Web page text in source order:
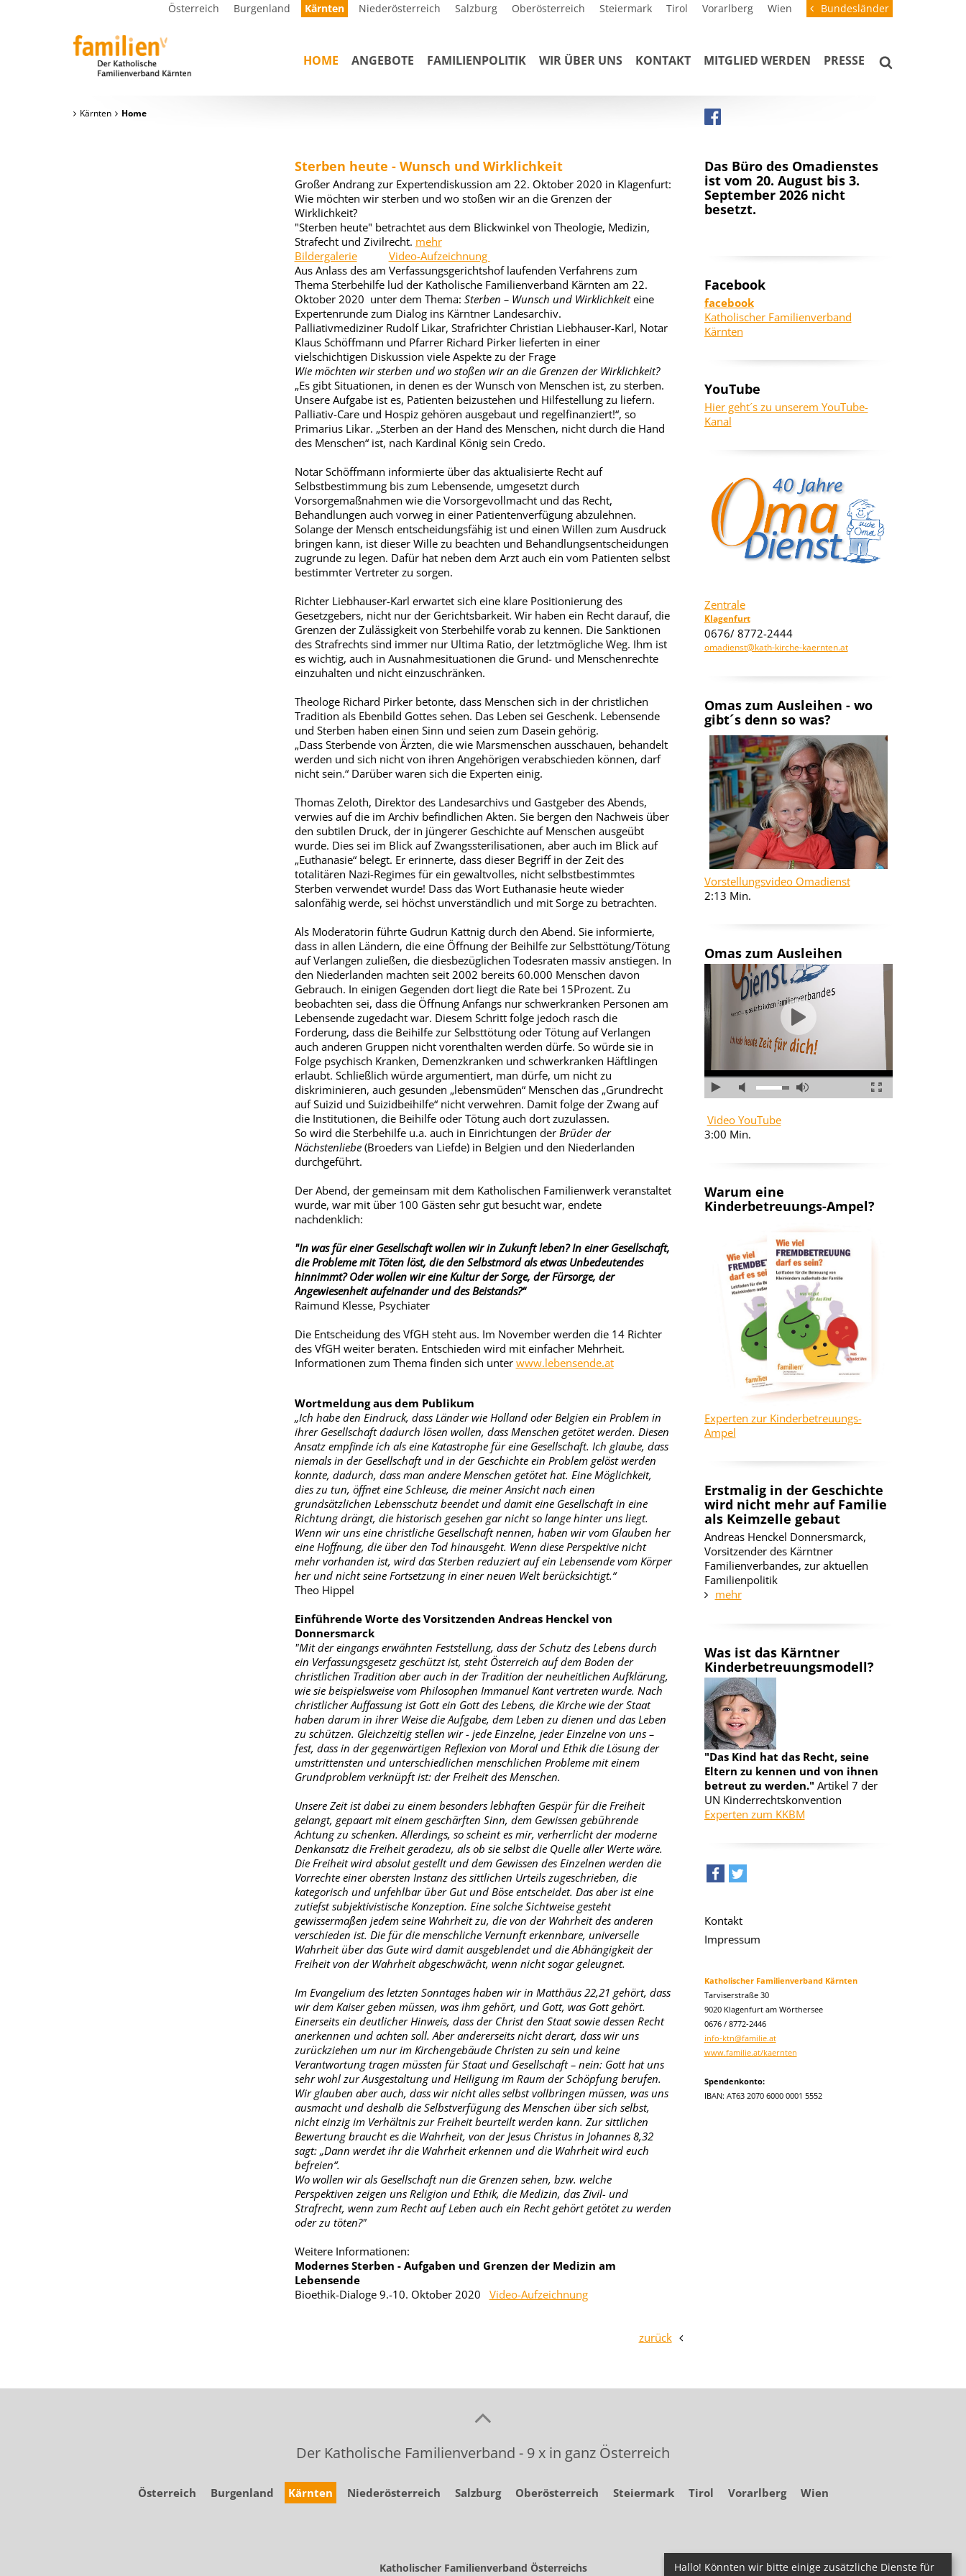
Österreich Burgenland Kärnten Niederösterreich Salzburg Oberösterreich Steiermark Tirol Vorarlberg Wien Bundesländer
HOME ANGEBOTE FAMILIENPOLITIK WIR ÜBER UNS KONTAKT MITGLIED WERDEN PRESSE
Kärnten Home
Sterben heute - Wunsch und Wirklichkeit
Großer Andrang zur Expertendiskussion am 22. Oktober 2020 in Klagenfurt:
Wie möchten wir sterben und wo stoßen wir an die Grenzen der
Wirklichkeit?
"Sterben heute" betrachtet aus dem Blickwinkel von Theologie, Medizin,
Strafecht und Zivilrecht. mehr
Bildergalerie
Video-Aufzeichnung
Aus Anlass des am Verfassungsgerichtshof laufenden Verfahrens zum
Thema Sterbehilfe lud der Katholische Familienverband Kärnten am 22.
Oktober 2020 unter dem Thema: Sterben – Wunsch und Wirklichkeiteine
Expertenrunde zum Dialog ins Kärntner Landesarchiv.
Palliativmediziner Rudolf Likar, Strafrichter Christian Liebhauser-Karl, Notar
Klaus Schöffmann und Pfarrer Richard Pirker lieferten in einer
vielschichtigen Diskussion viele Aspekte zu der Frage
Wie möchten wir sterben und wo stoßen wir an die Grenzen der Wirklichkeit?
„Es gibt Situationen, in denen es der Wunsch von Menschen ist, zu sterben.
Unsere Aufgabe ist es, Patienten beizustehen und Hilfestellung zu liefern.
Palliativ-Care und Hospiz gehören ausgebaut und regelfinanziert!“, so
Primarius Likar. „Sterben an der Hand des Menschen, nicht durch die Hand
des Menschen“ ist, nach Kardinal König sein Credo.
Notar Schöffmann informierte über das aktualisierte Recht auf
Selbstbestimmung bis zum Lebensende, umgesetzt durch
Vorsorgemaßnahmen wie die Vorsorgevollmacht und das Recht,
Behandlungen auch vorweg in einer Patientenverfügung abzulehnen.
Solange der Mensch entscheidungsfähig ist und einen Willen zum Ausdruck
bringen kann, ist dieser Wille zu beachten und Behandlungsentscheidungen
zugrunde zu legen. Dafür hat neben dem Arzt auch ein vom Patienten selbst
bestimmter Vertreter zu sorgen.
Richter Liebhauser-Karl erwartet sich eine klare Positionierung des
Gesetzgebers, nicht nur der Gerichtsbarkeit. Wir haben ein Recht darauf, die
Grenzen der Zulässigkeit von Sterbehilfe vorab zu kennen. Die Sanktionen
des Strafrechts sind immer nur Ultima Ratio, der letztmögliche Weg. Ihm ist
es wichtig, auch in Ausnahmesituationen die Grund- und Menschenrechte
einzuhalten und nicht einzuschränken.
Theologe Richard Pirker betonte, dass Menschen sich in der christlichen
Tradition als Ebenbild Gottes sehen. Das Leben sei Geschenk. Lebensende
und Sterben haben einen Sinn und seien zum Dasein gehörig.
„Dass Sterbende von Ärzten, die wie Marsmenschen ausschauen, behandelt
werden und sich nicht von ihren Angehörigen verabschieden können, darf
nicht sein.“ Darüber waren sich die Experten einig.
Thomas Zeloth, Direktor des Landesarchivs und Gastgeber des Abends,
verwies auf die im Archiv befindlichen Akten. Sie bergen den Nachweis über
den subtilen Druck, der in jüngerer Geschichte auf Menschen ausgeübt
wurde. Dies sei im Blick auf Zwangssterilisationen, aber auch im Blick auf
„Euthanasie“ belegt. Er erinnerte, dass dieser Begriff in der Zeit des
totalitären Nazi-Regimes für ein gewaltvolles, nicht selbstbestimmtes
Sterben verwendet wurde! Dass das Wort Euthanasie heute wieder
salonfähig werde, sei höchst unverständlich und mit Sorge zu betrachten.
Als Moderatorin führte Gudrun Kattnig durch den Abend. Sie informierte,
dass in allen Ländern, die eine Öffnung der Beihilfe zur Selbsttötung/Tötung
auf Verlangen zuließen, die diesbezüglichen Todesraten massiv anstiegen. In
den Niederlanden machten seit 2002 bereits 60.000 Menschen davon
Gebrauch. In einigen Gegenden dort liegt die Rate bei 15Prozent. Zu
beobachten sei, dass die Öffnung Anfangs nur schwerkranken Personen am
Lebensende zugedacht war. Diesem Schritt folge jedoch rasch die
Forderung, dass die Beihilfe zur Selbsttötung oder Tötung auf Verlangen
auch anderen Gruppen nicht vorenthalten werden dürfe. So würde sie in
Folge psychisch Kranken, Demenzkranken und schwerkranken Häftlingen
erlaubt. Schließlich würde argumentiert, man dürfe, um nicht zu
diskriminieren, auch gesunden „lebensmüden“ Menschen das „Grundrecht
auf Suizid und Suizidbeihilfe“ nicht verwehren. Damit folge der Zwang auf
die Institutionen, die Beihilfe oder Tötung auch dort zuzulassen.
So wird die Sterbehilfe u.a. auch in Einrichtungen der Brüder der
Nächstenliebe (Broeders van Liefde) in Belgien und den Niederlanden
durchgeführt.
Der Abend, der gemeinsam mit dem Katholischen Familienwerk veranstaltet
wurde, war mit über 100 Gästen sehr gut besucht war, endete
nachdenklich:
"In was für einer Gesellschaft wollen wir in Zukunft leben? In einer Gesellschaft,
die Probleme mit Töten löst, die den Selbstmord als etwas Unbedeutendes
hinnimmt? Oder wollen wir eine Kultur der Sorge, der Fürsorge, der
Angewiesenheit aufeinander und des Beistands?“
Raimund Klesse, Psychiater
Die Entscheidung des VfGH steht aus. Im November werden die 14 Richter
des VfGH weiter beraten. Entschieden wird mit einfacher Mehrheit.
Informationen zum Thema finden sich unter www.lebensende.at
Wortmeldung aus dem Publikum
„Ich habe den Eindruck, dass Länder wie Holland oder Belgien ein Problem in
ihrer Gesellschaft dadurch lösen wollen, dass Menschen getötet werden. Diesen
Ansatz empfinde ich als eine Katastrophe für eine Gesellschaft. Ich glaube, dass
niemals in der Gesellschaft und in der Geschichte ein Problem gelöst werden
konnte, dadurch, dass man andere Menschen getötet hat. Eine Möglichkeit,
dies zu tun, öffnet eine Schleuse, die meiner Ansicht nach einen
grundsätzlichen Lebensschutz beendet und damit eine Gesellschaft in eine
Richtung drängt, die historisch gesehen gar nicht so lange hinter uns liegt.
Wenn wir uns eine christliche Gesellschaft nennen, haben wir vom Glauben her
eine Hoffnung, die über den Tod hinausgeht. Wenn diese Perspektive nicht
mehr vorhanden ist, wird das Sterben reduziert auf ein Lebensende vom Körper
her und nicht seine Fortsetzung in einer neuen Welt berücksichtigt.“
Theo Hippel
Einführende Worte des Vorsitzenden Andreas Henckel von
Donnersmarck
"Mit der eingangs erwähnten Feststellung, dass der Schutz des Lebens durch
ein Verfassungsgesetz geschützt ist, steht Österreich auf dem Boden der
christlichen Tradition aber auch in der Tradition der neuheitlichen Aufklärung,
wie sie beispielsweise vom Philosophen Immanuel Kant vertreten wurde. Nach
christlicher Auffassung ist Gott ein Gott des Lebens, die Kirche wie der Staat
haben darum in ihrer Weise die Aufgabe, dem Leben zu dienen und das Leben
zu schützen. Gleichzeitig stellen wir - jede Einzelne, jeder Einzelne von uns –
fest, dass in der gegenwärtigen Reflexion von Moral und Ethik die Lösung der
umstrittensten und unterschiedlichen menschlichen Probleme mit einem
Grundproblem verknüpft ist: der Freiheit des Menschen.
Unsere Zeit ist dabei zu einem besonders lebhaften Gespür für die Freiheit
gelangt, gepaart mit einem geschärften Sinn, dem Gewissen gebührende
Achtung zu schenken. Allerdings, so scheint es mir, verherrlicht der moderne
Denkansatz die Freiheit geradezu, als ob sie selbst die Quelle aller Werte wäre.
Die Freiheit wird absolut gestellt und dem Gewissen des Einzelnen werden die
Vorrechte einer obersten Instanz des sittlichen Urteils zugeschrieben, die
kategorisch und unfehlbar über Gut und Böse entscheidet. Das aber ist eine
zutiefst subjektivistische Konzeption. Eine solche Sichtweise gesteht
gewissermaßen jedem seine Wahrheit zu, die von der Wahrheit des anderen
verschieden ist. Die für die menschliche Vernunft erkennbare, universelle
Wahrheit über das Gute wird damit ausgeblendet und die Abhängigkeit der
Freiheit von der Wahrheit abgeschwächt, wenn nicht sogar geleugnet.
Im Evangelium des letzten Sonntages haben wir in Matthäus 22,21 gehört, dass
wir dem Kaiser geben müssen, was ihm gehört, und Gott, was Gott gehört.
Einerseits ein deutlicher Hinweis, dass der Christ den Staat sowie dessen Recht
anerkennen und achten soll. Aber andererseits nicht derart, dass wir uns
zurückziehen um nur im Kirchengebäude Christen zu sein und keine
Verantwortung tragen müssten für Staat und Gesellschaft – nein: Gott hat uns
sehr wohl zur Ausgestaltung und Heiligung im Raum der Schöpfung berufen.
Wir glauben aber auch, dass wir nicht alles selbst vollbringen müssen, was uns
ausmacht und deshalb die Selbstverfügung des Menschen über sich selbst,
nicht einzig im Verhältnis zur Freiheit beurteilt werden kann. Zur sittlichen
Bewertung braucht es die Wahrheit, von der Jesus Christus in Johannes 8,32
sagt: „Dann werdet ihr die Wahrheit erkennen und die Wahrheit wird euch
befreien“.
Wo wollen wir als Gesellschaft nun die Grenzen sehen, bzw. welche
Perspektiven zeigen uns Religion und Ethik, die Medizin, das Zivil- und
Strafrecht, wenn zum Recht auf Leben auch ein Recht gehört getötet zu werden
oder zu töten?"
Weitere Informationen:
Modernes Sterben - Aufgaben und Grenzen der Medizin am
Lebensende
Bioethik-Dialoge 9.-10. Oktober 2020 Video-Aufzeichnung
zurück
Das Büro des Omadienstes
ist vom 20. August bis 3.
September 2026 nicht
besetzt.
Facebook
facebook
Katholischer Familienverband
Kärnten
YouTube
Hier geht´s zu unserem YouTube-
Kanal
Zentrale
Klagenfurt
0676/ 8772-2444
omadienst@kath-kirche-kaernten.at
Omas zum Ausleihen - wo
gibt´s denn so was?
Vorstellungsvideo Omadienst
2:13 Min.
Omas zum Ausleihen
Video YouTube
3:00 Min.
Warum eine
Kinderbetreuungs-Ampel?
Experten zur Kinderbetreuungs-
Ampel
Erstmalig in der Geschichte
wird nicht mehr auf Familie
als Keimzelle gebaut
Andreas Henckel Donnersmarck,
Vorsitzender des Kärntner
Familienverbandes, zur aktuellen
Familienpolitik
mehr
Was ist das Kärntner
Kinderbetreuungsmodell?
"Das Kind hat das Recht, seine
Eltern zu kennen und von ihnen
betreut zu werden." Artikel 7 der
UN Kinderrechtskonvention
Experten zum KKBM
Kontakt
Impressum
Katholischer Familienverband Kärnten
Tarviserstraße 30
9020 Klagenfurt am Wörthersee
0676 / 8772-2446
info-ktn@familie.at
www.familie.at/kaernten
Spendenkonto:
IBAN: AT63 2070 6000 0001 5552
Der Katholische Familienverband - 9 x in ganz Österreich
Österreich Burgenland Kärnten Niederösterreich Salzburg Oberösterreich Steiermark Tirol Vorarlberg Wien
Katholischer Familienverband Österreichs
Hallo! Könnten wir bitte einige zusätzliche Dienste für